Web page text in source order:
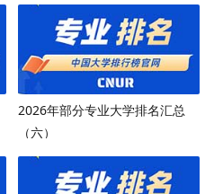
2026年部分专业大学排名汇总
（六）